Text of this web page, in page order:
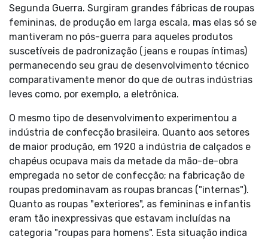
Segunda Guerra. Surgiram grandes fábricas de roupas
femininas, de produção em larga escala, mas elas só se
mantiveram no pós-guerra para aqueles produtos
suscetíveis de padronização (jeans e roupas íntimas)
permanecendo seu grau de desenvolvimento técnico
comparativamente menor do que de outras indústrias
leves como, por exemplo, a eletrônica.
O mesmo tipo de desenvolvimento experimentou a
indústria de confecção brasileira. Quanto aos setores
de maior produção, em 1920 a indústria de calçados e
chapéus ocupava mais da metade da mão-de-obra
empregada no setor de confecção; na fabricação de
roupas predominavam as roupas brancas ("internas").
Quanto as roupas "exteriores", as femininas e infantis
eram tão inexpressivas que estavam incluídas na
categoria "roupas para homens". Esta situação indica